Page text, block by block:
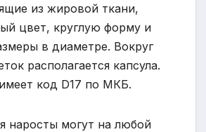
из жировой ткани,
цвет, круглую форму и
в диаметре. Вокруг
располагается капсула.
код D17 по МКБ.
наросты могут на любой